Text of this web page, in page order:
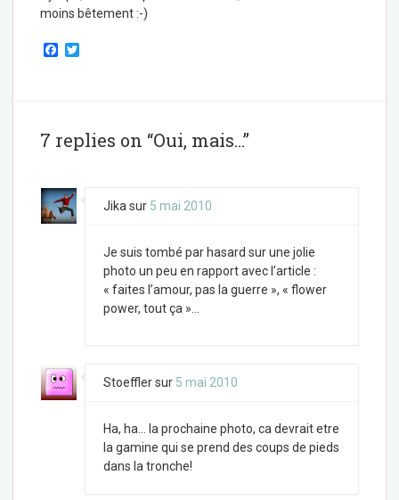
moins bêtement :-)
F
o
k
r
7 replies on “Oui, mais…”
Jika sur 5 mai 2010
Je suis tombé par hasard sur une jolie
photo un peu en rapport avec l’article :
« faites l’amour, pas la guerre », « flower
power, tout ça »…
Stoefflersur 5 mai 2010
Ha, ha… la prochaine photo, ca devrait etre
la gamine qui se prend des coups de pieds
dans la tronche!